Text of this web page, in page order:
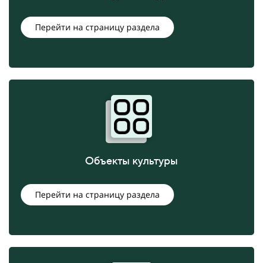
Перейти на страницу раздела
Объекты культуры
Перейти на страницу раздела